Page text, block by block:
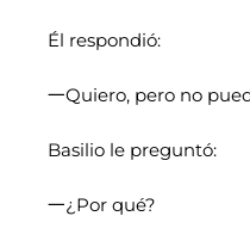
Él respondió:
一Quiero, pero no
Basilio le preguntó:
一¿Por qué?